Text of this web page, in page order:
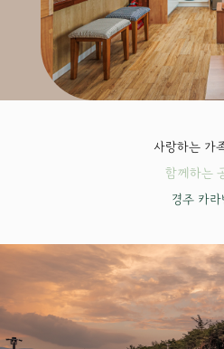
사랑하는 가
함께하는
경주 카